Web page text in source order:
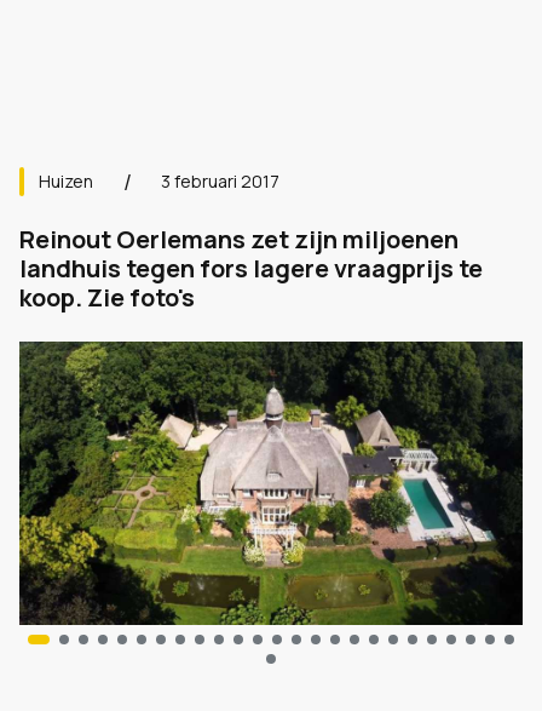
Huizen 3 februari 2017
Reinout Oerlemans zet zijn miljoenen
landhuis tegen fors lagere vraagprijs te
koop. Zie foto's